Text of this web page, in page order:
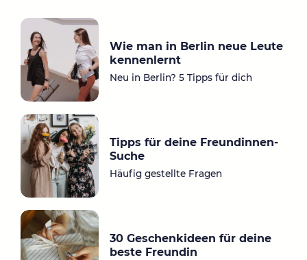
a
ok
Wie man in Berlin neue Leute
kennenlernt
Neu in Berlin? 5 Tipps für dich
Tipps für deine Freundinnen-
Suche
Häufig gestellte Fragen
30 Geschenkideen für deine
beste Freundin